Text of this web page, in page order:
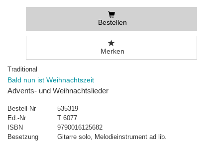
Bestellen
Merken
Traditional
Bald nun ist Weihnachtszeit
Advents- und Weihnachtslieder
Bestell-Nr
535319
Ed.-Nr
T 6077
ISBN
9790016125682
Besetzung
Gitarre solo, Melodieinstrument ad lib.